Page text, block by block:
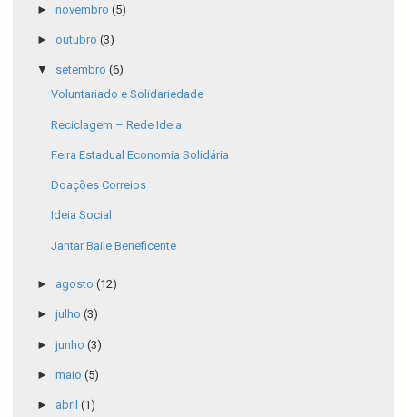
► novembro (5)
► outubro (3)
▼ setembro (6)
Voluntariado e Solidariedade
Reciclagem – Rede Ideia
Feira Estadual Economia Solidária
Doações Correios
Ideia Social
Jantar Baile Beneficente
► agosto (12)
► julho (3)
► junho (3)
► maio (5)
► abril (1)